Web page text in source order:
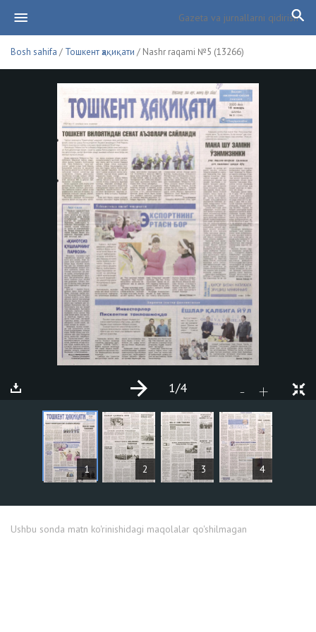
Bosh sahifa / Тошкент ҳақиқати / Nashr raqami №5 (13266)
1 2 3 4
- +
1/4
MAQOLALAR
Ushbu sonda matn ko'rinishidagi maqolalar qo'shilmagan